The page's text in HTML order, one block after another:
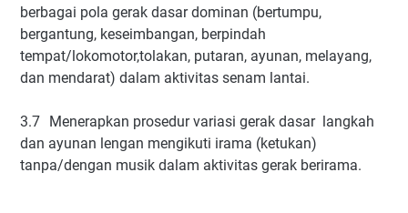
berbagai pola gerak dasar dominan (bertumpu,
bergantung, keseimbangan, berpindah
tempat/lokomotor,tolakan, putaran, ayunan, melayang,
dan mendarat) dalam aktivitas senam lantai.
3.7 Menerapkan prosedur variasi gerak dasar langkah
dan ayunan lengan mengikuti irama (ketukan)
tanpa/dengan musik dalam aktivitas gerak berirama.